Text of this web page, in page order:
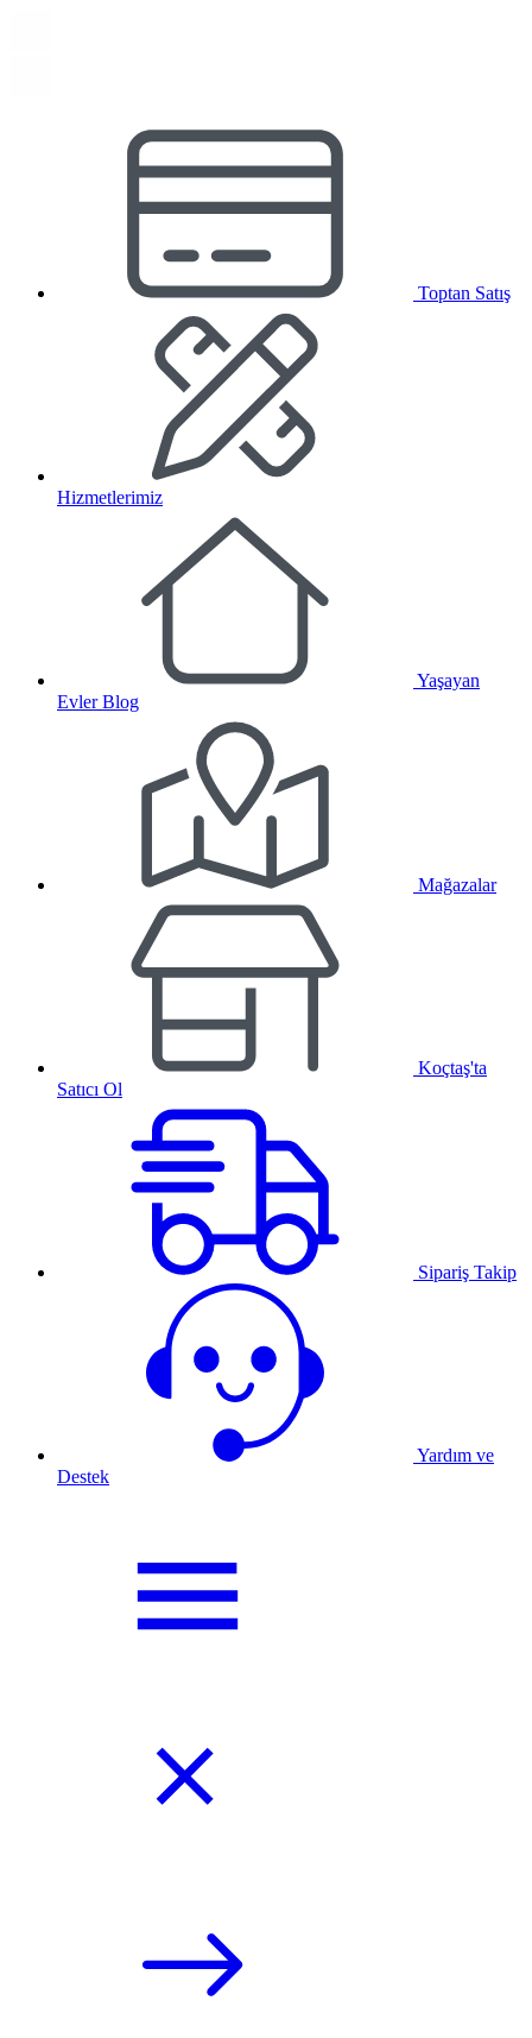
Toptan Satış
Hizmetlerimiz
Yaşayan
Evler Blog
Mağazalar
Koçtaş'ta
Satıcı Ol
Sipariş Takip
Yardım ve
Destek